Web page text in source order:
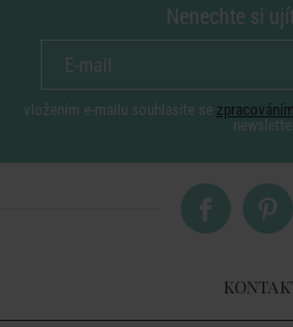
Nenechte si
vložením e-mailu souhlasíte se